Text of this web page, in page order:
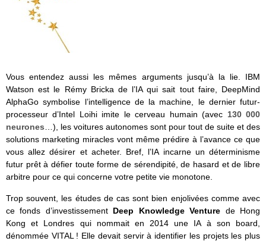
Vous entendez aussi les mêmes arguments jusqu’à la lie. IBM
Watson est le Rémy Bricka de l’IA qui sait tout faire, DeepMind
AlphaGo symbolise l’intelligence de la machine, le dernier futur-
processeur d’Intel Loihi imite le cerveau humain (avec 130 000
neurones…), les voitures autonomes sont pour tout de suite et des
solutions marketing miracles vont même prédire à l’avance ce que
vous allez désirer et acheter. Bref, l’IA incarne un déterminisme
futur prêt à défier toute forme de sérendipité, de hasard et de libre
arbitre pour ce qui concerne votre petite vie monotone.
Trop souvent, les études de cas sont bien enjolivées comme avec
ce fonds d’investissement Deep Knowledge Venture de Hong
Kong et Londres qui nommait en 2014 une IA à son board,
dénommée VITAL ! Elle devait servir à identifier les projets les plus